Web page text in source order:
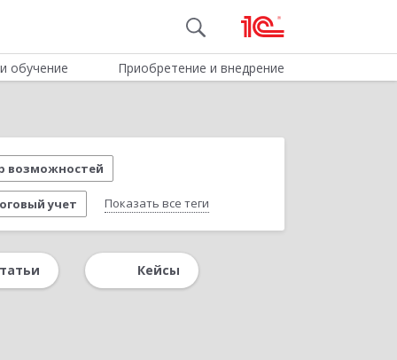
обучение Приобретение и внедрение
возможностей
учет Показать все теги
Вопрос-ответ Интеграция
Кейсы